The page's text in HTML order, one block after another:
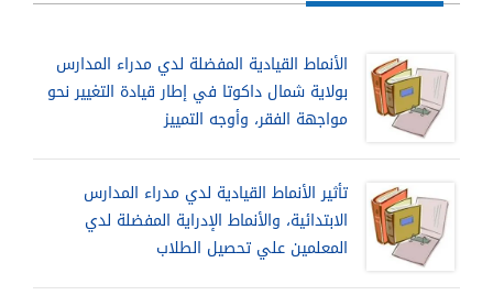
الأنماط القيادية المفضلة لدي مدراء المدارس
بولاية شمال داكوتا في إطار قيادة التغيير نحو
مواجهة الفقر، وأوجه التمييز
تأثير الأنماط القيادية لدي مدراء المدارس
الابتدائية، والأنماط الإدراية المفضلة لدي
المعلمين علي تحصيل الطلاب